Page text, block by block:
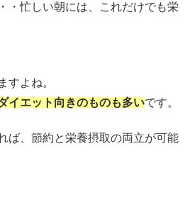
・忙しい朝には、これだけでも栄
すよね。
イエット向きのものも多いです。
ば、節約と栄養摂取の両立が可能